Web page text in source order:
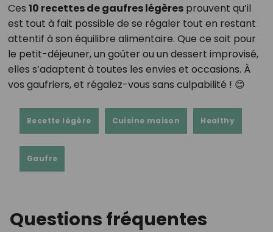
Ces 10 recettes de gaufres légèresprouvent qu’il
est tout à fait possible de se régaler tout en restant
attentif à son équilibre alimentaire. Que ce soit pour
le petit-déjeuner, un goûter ou un dessert improvisé,
elles s’adaptent à toutes les envies et occasions. À
vos gaufriers, et régalez-vous sans culpabilité ! 😊
Recette légère Cuisine maison Healthy
Gaufre
Questions fréquentes